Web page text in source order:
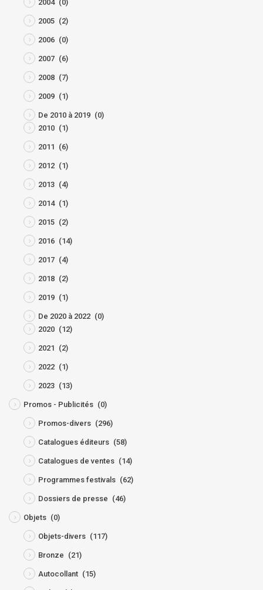
2004 (0)
2005 (2)
2006 (0)
2007 (6)
2008 (7)
2009 (1)
De 2010 à 2019 (0)
2010 (1)
2011 (6)
2012 (1)
2013 (4)
2014 (1)
2015 (2)
2016 (14)
2017 (4)
2018 (2)
2019 (1)
De 2020 à 2022 (0)
2020 (12)
2021 (2)
2022 (1)
2023 (13)
Promos - Publicités (0)
Promos-divers (296)
Catalogues éditeurs (58)
Catalogues de ventes (14)
Programmes festivals (62)
Dossiers de presse (46)
Objets (0)
Objets-divers (117)
Bronze (21)
Autocollant (15)